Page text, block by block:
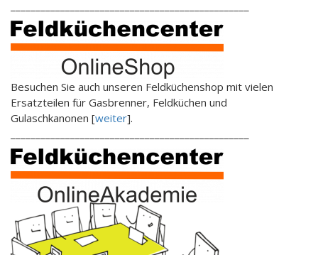
Besuchen Sie auch unseren Feldküchenshop mit vielen
Ersatzteilen für Gasbrenner, Feldküchen und
Gulaschkanonen [weiter].